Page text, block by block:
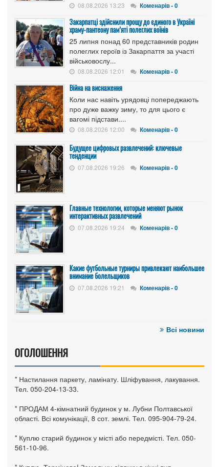
08.08.2026 13:23 Коменарів - 0
Закарпатці здійснили прощу до єдиного в Україні
храму-пантеону пам’яті полеглих воїнів
25 липня понад 60 представників родин
полеглих героїв із Закарпаття за участі
військовослу...
08.08.2026 12:01 Коменарів - 0
Війна на виснаження
Коли нас навіть урядовці попереджають
про дуже важку зиму, то для цього є
вагомі підстави....
08.08.2026 12:00 Коменарів - 0
Будущее цифровых развлечений: ключевые
тенденции
07.08.2026 19:26 Коменарів - 0
Главные технологии, которые меняют рынок
интерактивных развлечений
07.08.2026 19:24 Коменарів - 0
Какие футбольные турниры привлекают наибольшее
внимание болельщиков
07.08.2026 19:21 Коменарів - 0
Всі новини
ОГОЛОШЕННЯ
* Настилання паркету, ламінату. Шліфування, лакування.
Тел. 050-204-13-33.
* ПРОДАМ 4-кімнатний будинок у м. Лубни Полтавської
області. Всі комунікації, 8 сот. землі. Тел. 095-904-79-24.
* Куплю старий будинок у місті або передмісті. Тел. 050-
561-10-96.